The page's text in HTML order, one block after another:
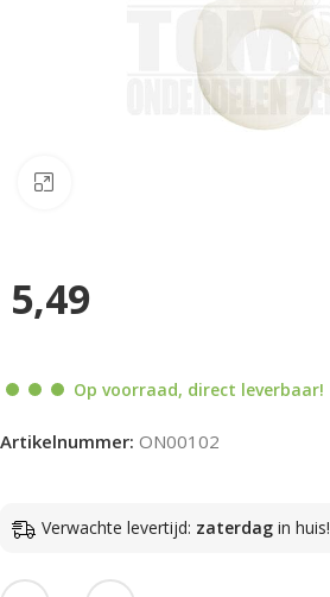
5,49
Op voorraad, direct leverbaar!
Artikelnummer: ON00102
Verwachte levertijd: zaterdag in huis!